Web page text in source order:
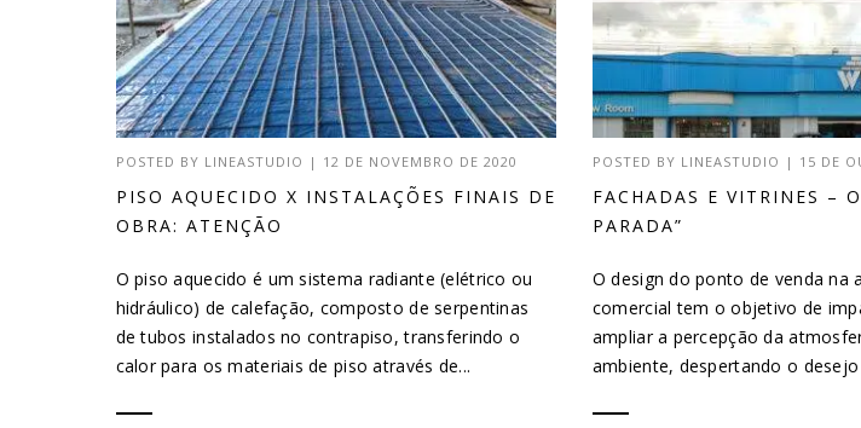
POSTED BY LINEASTUDIO | 12 DE NOVEMBRO DE 2020
PISO AQUECIDO X INSTALAÇÕES FINAIS DE
OBRA: ATENÇÃO
O piso aquecido é um sistema radiante (elétrico ou
hidráulico) de calefação, composto de serpentinas
de tubos instalados no contrapiso, transferindo o
calor para os materiais de piso através de...
POSTED BY LINEASTUDIO | 15 DE
FACHADAS E VITRINES –
PARADA”
O design do ponto de venda na
comercial tem o objetivo de
ampliar a percepção da
ambiente, despertando o